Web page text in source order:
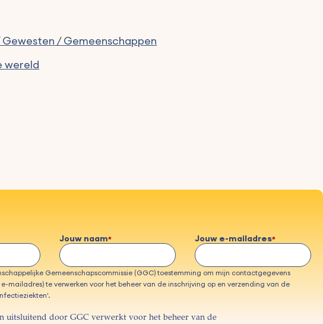
/ Gemeenschappen
wereld
Jouw naam Jouw e-mailadres
Gemeenschapscommissie (GGC) toestemming om mijn contactgegevens
mailadres) te verwerken voor het beheer van de inschrijving op en verzending van de
uitsluitend door GGC verwerkt voor het beheer van de